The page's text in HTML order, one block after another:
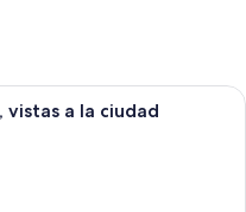
habitación de hotel con una
a la ciudad